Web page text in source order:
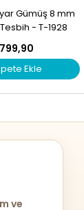
Gümüş 8 mm
- T-1928
Ekle
ve